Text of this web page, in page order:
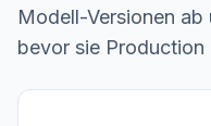
Modell-Versionen ab
bevor sie Production